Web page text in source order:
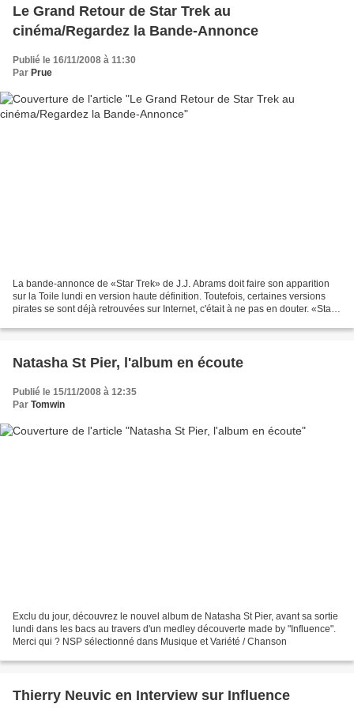
Le Grand Retour de Star Trek au
cinéma/Regardez la Bande-Annonce
Publié le 16/11/2008 à 11:30
Par Prue
La bande-annonce de «Star Trek» de J.J. Abrams doit faire son apparition
sur la Toile lundi en version haute définition. Toutefois, certaines versions
pirates se sont déjà retrouvées sur Internet, c'était à ne pas en douter. «Star
Natasha St Pier, l'album en écoute
Publié le 15/11/2008 à 12:35
Par Tomwin
Exclu du jour, découvrez le nouvel album de Natasha St Pier, avant sa sortie
lundi dans les bacs au travers d'un medley découverte made by "Influence".
Merci qui ? NSP sélectionné dans Musique et Variété / Chanson
Thierry Neuvic en Interview sur Influence